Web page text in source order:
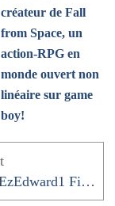
créateur de Fall
from Space, un
action-RPG en
monde ouvert non
linéaire sur game
boy!
@SupMattBoy @EzEdward1 Film documentaire j'y ai...